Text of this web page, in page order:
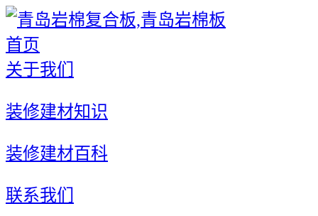
首页
关于我们
装修建材知识
装修建材百科
联系我们